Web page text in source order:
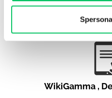
STREFY WIEDZY
WikiGamma ,